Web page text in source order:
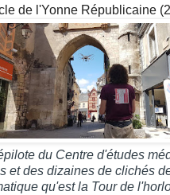
de l'Yonne Républicaine
du Centre d'études
et des dizaines de clichés
qu'est la Tour de